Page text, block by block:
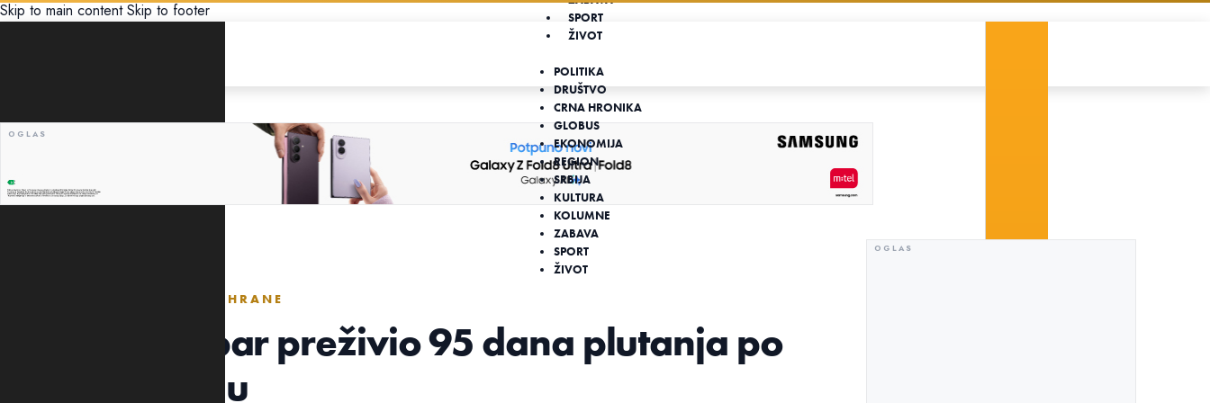
Skip to main content Skip to footer
SPORT
ŽIVOT
POLITIKA
DRUŠTVO
CRNA HRONIKA
GLOBUS
EKONOMIJA
REGION
SRBIJA
KULTURA
KOLUMNE
ZABAVA
SPORT
ŽIVOT
ZADNJIH 15 DANA BIO BEZ HRANE
Izgubljeni ribar preživio 95 dana plutanja po
Tihom okeanu